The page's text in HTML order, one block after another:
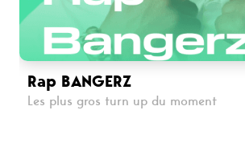
Rap BANGERZ
Les plus gros turn up du moment